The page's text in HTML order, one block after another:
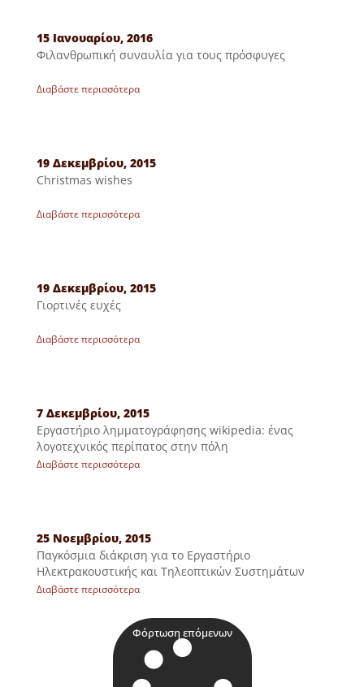
15 Ιανουαρίου, 2016
Φιλανθρωπική συναυλία για τους πρόσφυγες
Διαβάστε περισσότερα
19 Δεκεμβρίου, 2015
Christmas wishes
Διαβάστε περισσότερα
19 Δεκεμβρίου, 2015
Γιορτινές ευχές
Διαβάστε περισσότερα
7 Δεκεμβρίου, 2015
Eργαστήριο λημματογράφησης wikipedia: ένας
λογοτεχνικός περίπατος στην πόλη
Διαβάστε περισσότερα
25 Νοεμβρίου, 2015
Παγκόσμια διάκριση για το Εργαστήριο
Ηλεκτρακουστικής και Τηλεοπτικών Συστημάτων
Διαβάστε περισσότερα
Φόρτωση επόμενων